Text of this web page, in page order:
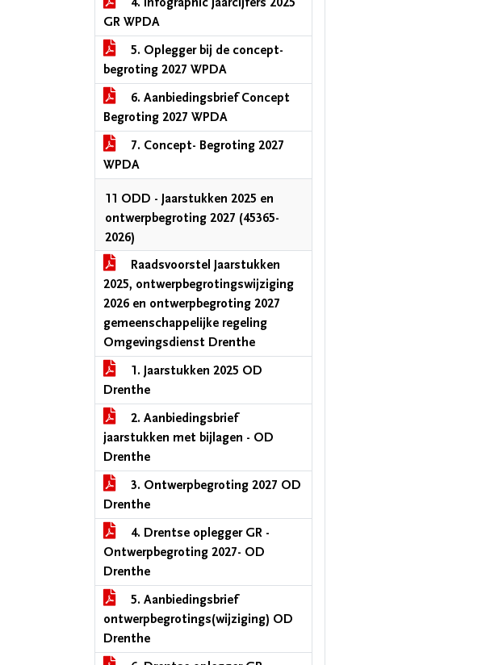
GR WPDA
5. Oplegger bij de concept-
begroting 2027 WPDA
6. Aanbiedingsbrief Concept
Begroting 2027 WPDA
7. Concept- Begroting 2027
WPDA
11 ODD - Jaarstukken 2025 en
ontwerpbegroting 2027 (45365-
2026)
Raadsvoorstel Jaarstukken
2025, ontwerpbegrotingswijziging
2026 en ontwerpbegroting 2027
gemeenschappelijke regeling
Omgevingsdienst Drenthe
1. Jaarstukken 2025 OD
Drenthe
2. Aanbiedingsbrief
jaarstukken met bijlagen - OD
Drenthe
3. Ontwerpbegroting 2027 OD
Drenthe
4. Drentse oplegger GR -
Ontwerpbegroting 2027- OD
Drenthe
5. Aanbiedingsbrief
ontwerpbegrotings(wijziging) OD
Drenthe